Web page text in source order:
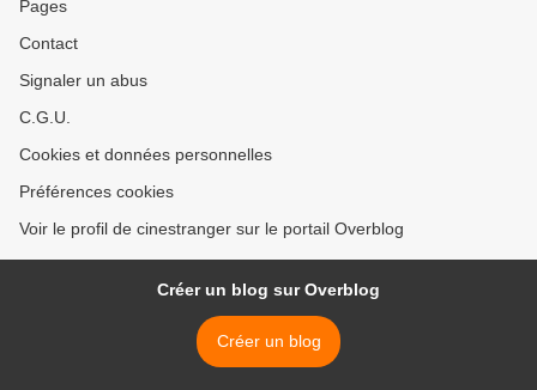
Pages
Contact
Signaler un abus
C.G.U.
Cookies et données personnelles
Préférences cookies
Voir le profil de cinestranger sur le portail Overblog
Créer un blog sur Overblog
Créer un blog